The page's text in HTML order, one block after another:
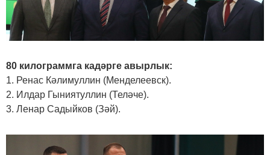
80 килограммга кадәрге авырлык:
1. Ренас Кәлимуллин (Менделеевск).
2. Илдар Гыниятуллин (Теләче).
3. Ленар Садыйков (Зәй).